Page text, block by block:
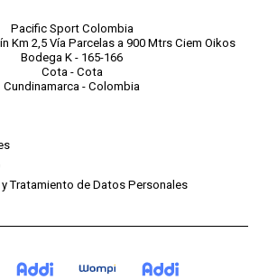
Pacific Sport Colombia
Km 2,5 Vía Parcelas a 900 Mtrs Ciem Oikos
Bodega K - 165-166
Cota - Cota
Cundinamarca - Colombia
Tratamiento de Datos Personales